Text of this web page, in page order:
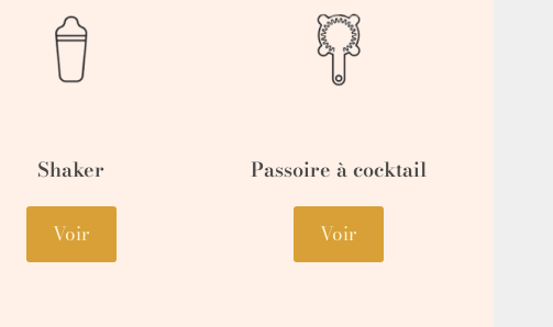
Shaker
Voir
Passoire à cocktail
Voir